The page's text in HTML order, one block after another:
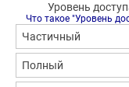
Уровень
Что такое "Уровень
Частичный
Полный